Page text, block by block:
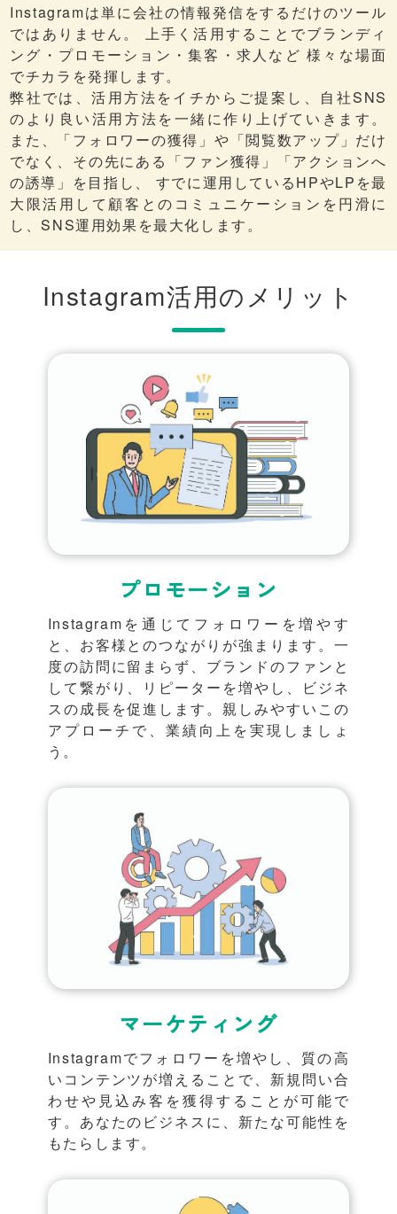
Instagramは単に会社の情報発信をするだけのツール
ではありません。 上手く活用することでブランディ
ング・プロモーション・集客・求人など 様々な場面
でチカラを発揮します。
弊社では、活用方法をイチからご提案し、自社SNS
のより良い活用方法を一緒に作り上げていきます。
また、「フォロワーの獲得」や「閲覧数アップ」だけ
でなく、その先にある「ファン獲得」「アクションへ
の誘導」を目指し、 すでに運用しているHPやLPを最
大限活用して顧客とのコミュニケーションを円滑に
し、SNS運用効果を最大化します。
Instagram活用のメリット
プロモーション
Instagramを通じてフォロワーを増やす
と、お客様とのつながりが強まります。一
度の訪問に留まらず、ブランドのファンと
して繋がり、リピーターを増やし、ビジネ
スの成長を促進します。親しみやすいこの
アプローチで、業績向上を実現しましょ
う。
マーケティング
Instagramでフォロワーを増やし、質の高
いコンテンツが増えることで、新規問い合
わせや見込み客を獲得することが可能で
す。あなたのビジネスに、新たな可能性を
もたらします。